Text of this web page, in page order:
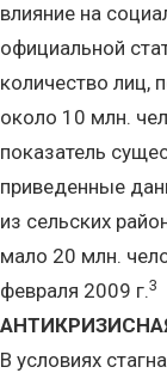
влияние на
официальной
количество лиц,
около 10 млн.
показатель
приведенные
из сельских
мало 20 млн.
февраля 2009 г.3
В условиях